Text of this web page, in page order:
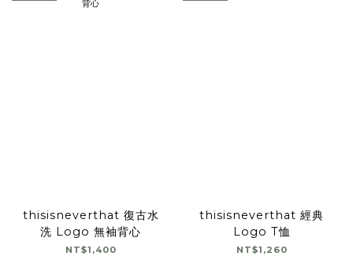
thisisneverthat 復古水
洗 Logo 無袖背心
NT$1,400
thisisneverthat 經典
Logo T恤
NT$1,260